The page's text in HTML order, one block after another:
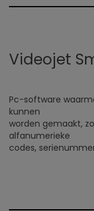
Videojet
Pc-software
kunnen
worden gemaakt,
alfanumerieke
codes,